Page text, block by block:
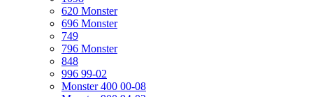
620 Monster
696 Monster
749
796 Monster
848
996 99-02
Monster 400 00-08